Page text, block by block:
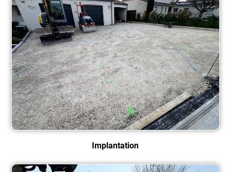
Implantation